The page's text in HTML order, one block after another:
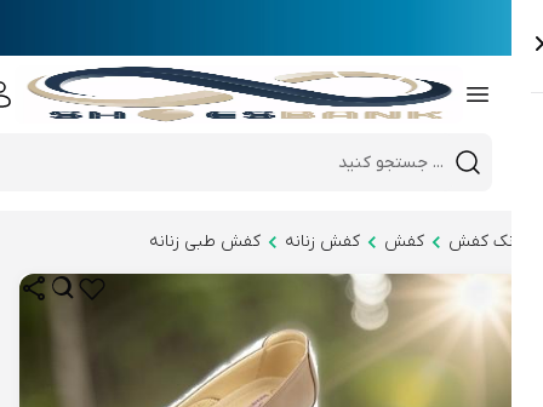
Mobile header search
کفش کفش کفش زنانه کفش طبی زنانه